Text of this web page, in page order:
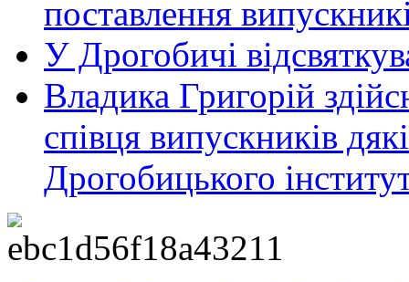
поставлення
У Дрогобичі
Владика Григорій
співця випускників
Дрогобицького